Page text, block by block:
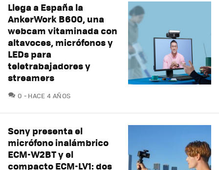
Llega a España la
AnkerWork B600, una
webcam vitaminada con
altavoces, micrófonos y
LEDs para
teletrabajadores y
streamers
0 COMENTARIOS
HACE 4 AÑOS
Sony presenta el
micrófono inalámbrico
ECM-W2BT y el
compacto ECM-LV1: dos